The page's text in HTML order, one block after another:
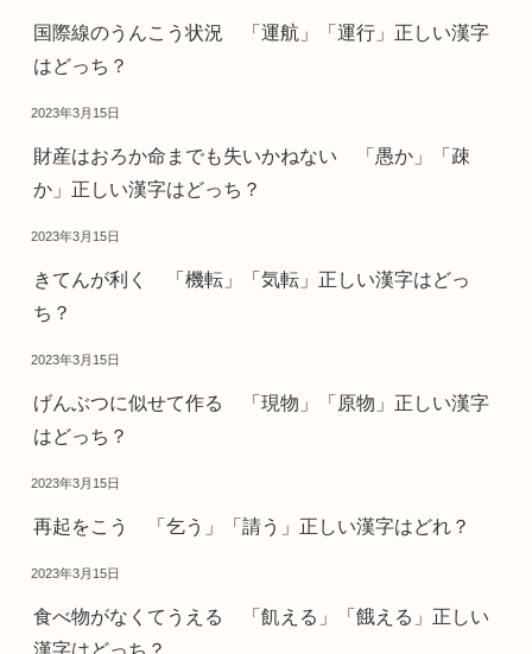
国際線のうんこう状況 「運航」「運行」正しい漢字
はどっち？
2023年3月15日
財産はおろか命までも失いかねない 「愚か」「疎
か」正しい漢字はどっち？
2023年3月15日
きてんが利く 「機転」「気転」正しい漢字はどっ
ち？
2023年3月15日
げんぶつに似せて作る 「現物」「原物」正しい漢字
はどっち？
2023年3月15日
再起をこう 「乞う」「請う」正しい漢字はどれ？
2023年3月15日
食べ物がなくてうえる 「飢える」「餓える」正しい
漢字はどっち？